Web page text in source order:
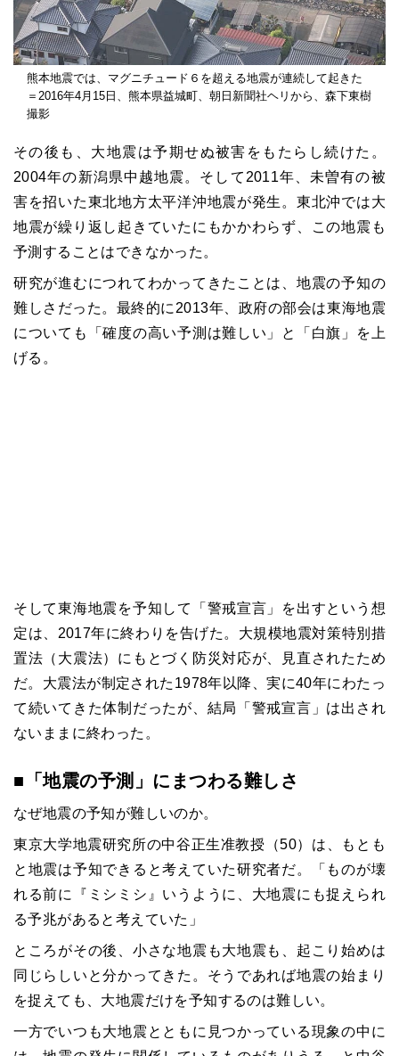
熊本地震では、マグニチュード６を超える地震が連続して起きた
＝2016年4月15日、熊本県益城町、朝日新聞社ヘリから、森下東樹
撮影
その後も、大地震は予期せぬ被害をもたらし続けた。
2004年の新潟県中越地震。そして2011年、未曽有の被
害を招いた東北地方太平洋沖地震が発生。東北沖では大
地震が繰り返し起きていたにもかかわらず、この地震も
予測することはできなかった。
研究が進むにつれてわかってきたことは、地震の予知の
難しさだった。最終的に2013年、政府の部会は東海地震
についても「確度の高い予測は難しい」と「白旗」を上
げる。
そして東海地震を予知して「警戒宣言」を出すという想
定は、2017年に終わりを告げた。大規模地震対策特別措
置法（大震法）にもとづく防災対応が、見直されたため
だ。大震法が制定された1978年以降、実に40年にわたっ
て続いてきた体制だったが、結局「警戒宣言」は出され
ないままに終わった。
■「地震の予測」にまつわる難しさ
なぜ地震の予知が難しいのか。
東京大学地震研究所の中谷正生准教授（50）は、もとも
と地震は予知できると考えていた研究者だ。「ものが壊
れる前に『ミシミシ』いうように、大地震にも捉えられ
る予兆があると考えていた」
ところがその後、小さな地震も大地震も、起こり始めは
同じらしいと分かってきた。そうであれば地震の始まり
を捉えても、大地震だけを予知するのは難しい。
一方でいつも大地震とともに見つかっている現象の中に